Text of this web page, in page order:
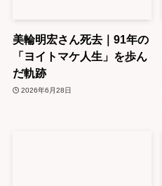
美輪明宏さん死去｜91年の
「ヨイトマケ人生」を歩ん
だ軌跡
2026年6月28日